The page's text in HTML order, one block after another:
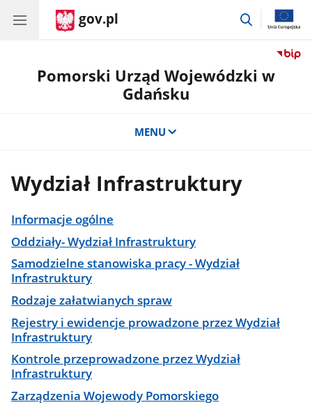
gov.pl
przejdź
Pomorski Urząd Wojewódzki w
Gdańsku
MENU
Wydział Infrastruktury
Informacje ogólne
Oddziały- Wydział Infrastruktury
Samodzielne stanowiska pracy - Wydział
Infrastruktury
Rodzaje załatwianych spraw
Rejestry i ewidencje prowadzone przez Wydział
Infrastruktury
Kontrole przeprowadzone przez Wydział
Infrastruktury
Zarządzenia Wojewody Pomorskiego